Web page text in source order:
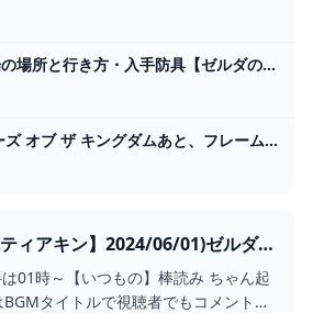
【ティアキン】闘技場の場所と行き方・入手防具【ゼルダの伝説ティアーズオブザキングダム】 - ゲームウィズ
ゼルダの伝説 ティアーズ オブ ザ キングダムあと、フレームが曲がったときにいちいち眼鏡店に行かなくてよいのは楽です。 2024
ティアキン】2024/06/01)ゼルダの
けど、スプラトゥーン３の話も
01時～【いつもの】棒読み ちゃん起
タイトルで視聴者でもコメント鳴